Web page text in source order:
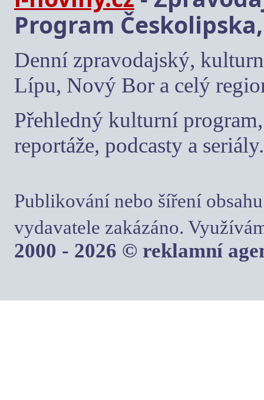
Program
Denní zpravodajský,
Lípu, Nový Bor a celý
Přehledný kulturní
reportáže, podcasty a seriály.
Publikování nebo šíření
vydavatele zakázáno.
2000 - 2026 © reklamní